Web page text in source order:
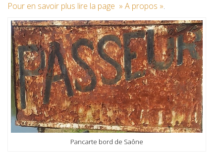
Pour en savoir plus lire la page » A propos ».
Pancarte bord de Saône